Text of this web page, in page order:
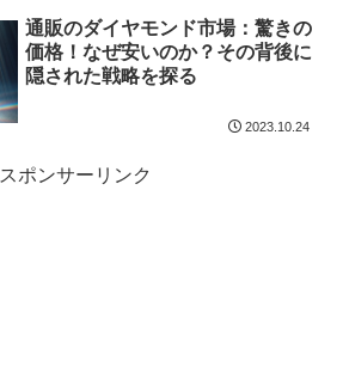
通販のダイヤモンド市場：驚きの
価格！なぜ安いのか？その背後に
隠された戦略を探る
2023.10.24
スポンサーリンク